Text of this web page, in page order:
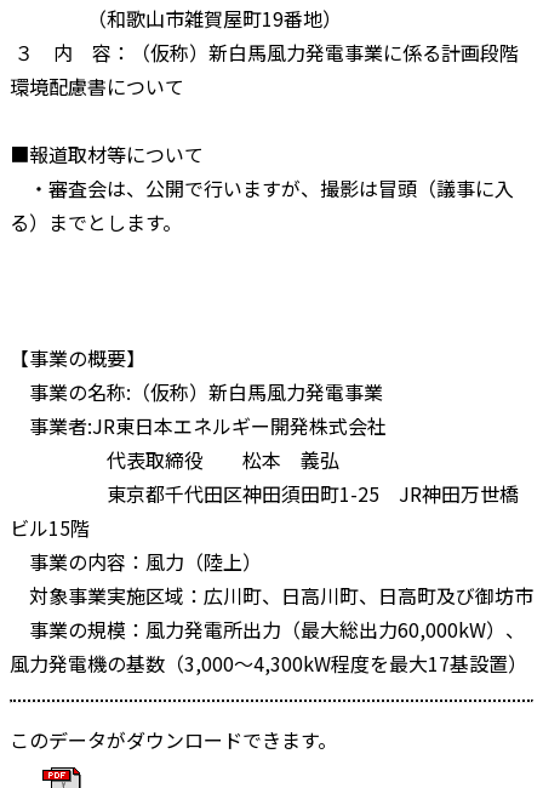
（和歌山市雑賀屋町19番地）
３ 内 容：（仮称）新白馬風力発電事業に係る計画段階
環境配慮書について
■報道取材等について
・審査会は、公開で行いますが、撮影は冒頭（議事に入
る）までとします。
【事業の概要】
事業の名称:（仮称）新白馬風力発電事業
事業者:JR東日本エネルギー開発株式会社
代表取締役 松本 義弘
東京都千代田区神田須田町1-25 JR神田万世橋
ビル15階
事業の内容：風力（陸上）
対象事業実施区域：広川町、日高川町、日高町及び御坊市
事業の規模：風力発電所出力（最大総出力60,000kW）、
風力発電機の基数（3,000～4,300kW程度を最大17基設置）
このデータがダウンロードできます。